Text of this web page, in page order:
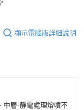
*
顯示電腦版詳細說明
中層-靜電處理熔噴不